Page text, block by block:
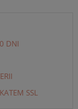
DNI
SSL